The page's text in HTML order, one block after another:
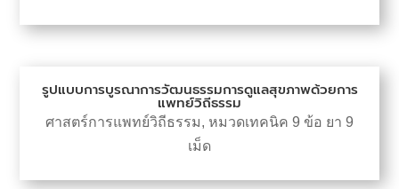
รูปแบบการบูรณาการวัฒนธรรมการดูแลสุขภาพด้วยการ
แพทย์วิถีธรรม
ศาสตร์การแพทย์วิถีธรรม, หมวดเทคนิค 9 ข้อ ยา 9
เม็ด